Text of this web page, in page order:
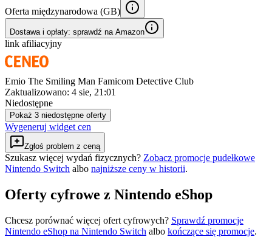
Oferta międzynarodowa (GB)
Dostawa i opłaty: sprawdź na Amazon
link afiliacyjny
Emio The Smiling Man Famicom Detective Club
Zaktualizowano: 4 sie, 21:01
Niedostępne
Pokaż 3 niedostępne oferty
Wygeneruj widget cen
Zgłoś problem z ceną
Szukasz więcej wydań fizycznych? Zobacz promocje pudełkowe
Nintendo Switch albo najniższe ceny w historii.
Oferty cyfrowe z Nintendo eShop
Chcesz porównać więcej ofert cyfrowych? Sprawdź promocje
Nintendo eShop na Nintendo Switch albo kończące się promocje.